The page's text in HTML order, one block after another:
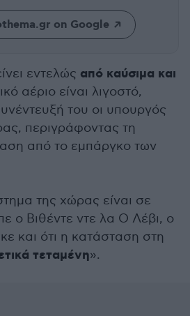
on Google
εντελώς από καύσιμα και
αέριο είναι λιγοστό,
του οι υπουργός
περιγράφοντας τη
από το εμπάργκο των
της χώρας είναι σε
ο Βιθέντε ντε λα Ο Λέβι, ο
και ότι η κατάσταση στη
τεταμένη».